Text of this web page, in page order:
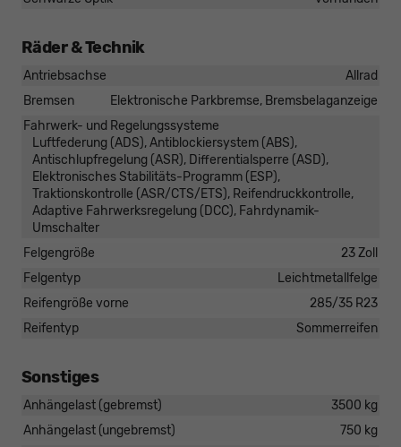
Räder & Technik
Antriebsachse
Allrad
Bremsen
Elektronische Parkbremse, Bremsbelaganzeige
Fahrwerk- und Regelungssysteme
Luftfederung (ADS), Antiblockiersystem (ABS),
Antischlupfregelung (ASR), Differentialsperre (ASD),
Elektronisches Stabilitäts-Programm (ESP),
Traktionskontrolle (ASR/CTS/ETS), Reifendruckkontrolle,
Adaptive Fahrwerksregelung (DCC), Fahrdynamik-
Umschalter
Felgengröße
23 Zoll
Felgentyp
Leichtmetallfelge
Reifengröße vorne
285/35 R23
Reifentyp
Sommerreifen
Sonstiges
Anhängelast (gebremst)
3500 kg
Anhängelast (ungebremst)
750 kg